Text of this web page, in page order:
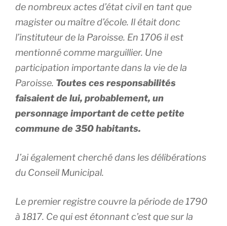
de nombreux actes d’état civil en tant que
magister ou maître d’école. Il était donc
l’instituteur de la Paroisse. En 1706 il est
mentionné comme marguillier. Une
participation importante dans la vie de la
Paroisse. Toutes ces responsabilités
faisaient de lui, probablement, un
personnage important de cette petite
commune de 350 habitants.
J’ai également cherché dans les délibérations
du Conseil Municipal.
Le premier registre couvre la période de 1790
à 1817. Ce qui est étonnant c’est que sur la